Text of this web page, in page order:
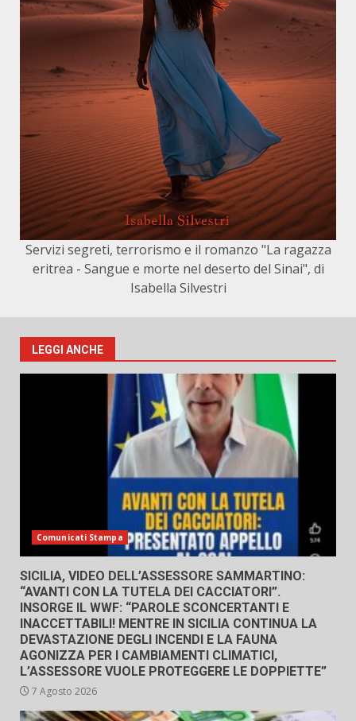
Servizi segreti, terrorismo e il romanzo "La ragazza
eritrea - Sangue e morte nel deserto del Sinai", di
Isabella Silvestri
LEGGI ANCHE
Comunicati Stampa
SICILIA, VIDEO DELL’ASSESSORE SAMMARTINO:
“AVANTI CON LA TUTELA DEI CACCIATORI”.
INSORGE IL WWF: “PAROLE SCONCERTANTI E
INACCETTABILI! MENTRE IN SICILIA CONTINUA LA
DEVASTAZIONE DEGLI INCENDI E LA FAUNA
AGONIZZA PER I CAMBIAMENTI CLIMATICI,
L’ASSESSORE VUOLE PROTEGGERE LE DOPPIETTE”
7 Agosto 2026